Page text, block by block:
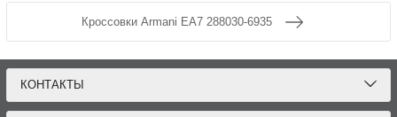
Кроссовки Armani EA7 288030-6935
КОНТАКТЫ